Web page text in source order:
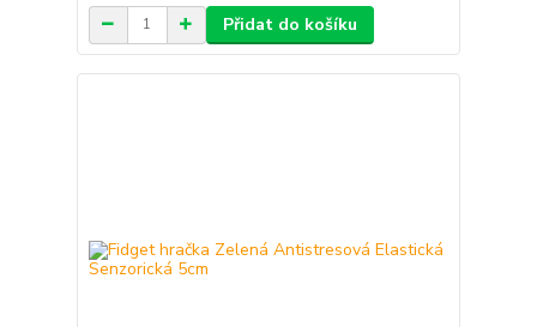
Přidat do košíku